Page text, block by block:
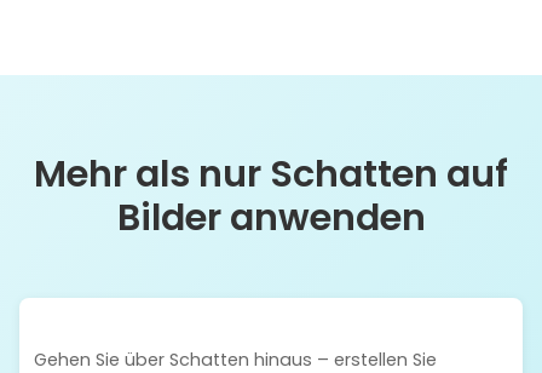
Mehr als nur Schatten auf
Bilder anwenden
Gehen Sie über Schatten hinaus – erstellen Sie